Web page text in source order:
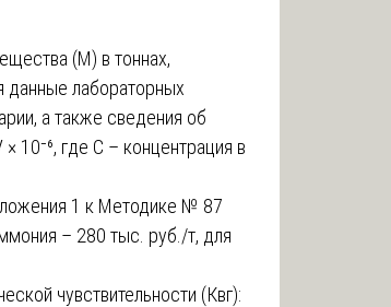
(М) в тоннах,
данные лабораторных
а также сведения об
10⁻⁶, где С – концентрация в
1 к Методике № 87
– 280 тыс. руб./т, для
чувствительности (Квг):